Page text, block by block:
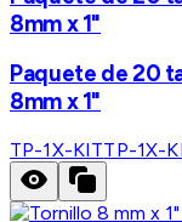
8mm x 1"
Paquete de 20
8mm x 1"
TP-1X-KITTP-1X-